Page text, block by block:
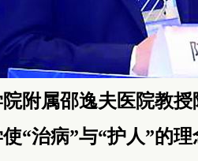
附属邵逸夫医院教授
“治病”与“护人”的